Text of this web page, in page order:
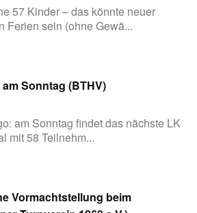
57 Kinder – das könnte neuer
Ferien sein (ohne Gewä...
Sonntag (BTHV)
am Sonntag findet das nächste LK
mit 58 Teilnehm...
Vormachtstellung beim